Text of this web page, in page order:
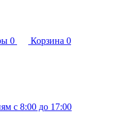
0 Корзина 0
с 8:00 до 17:00